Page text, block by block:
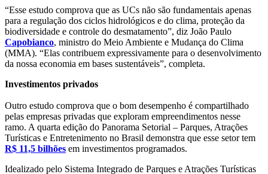
“Esse estudo comprova que as UCs não são fundamentais apenas
para a regulação dos ciclos hidrológicos e do clima, proteção da
biodiversidade e controle do desmatamento”, diz João Paulo
Capobianco, ministro do Meio Ambiente e Mudança do Clima
(MMA). “Elas contribuem expressivamente para o desenvolvimento
da nossa economia em bases sustentáveis”, completa.
Investimentos privados
Outro estudo comprova que o bom desempenho é compartilhado
pelas empresas privadas que exploram empreendimentos nesse
ramo. A quarta edição do Panorama Setorial – Parques, Atrações
Turísticas e Entretenimento no Brasil demonstra que esse setor tem
R$ 11,5 bilhões em investimentos programados.
Idealizado pelo Sistema Integrado de Parques e Atrações Turísticas